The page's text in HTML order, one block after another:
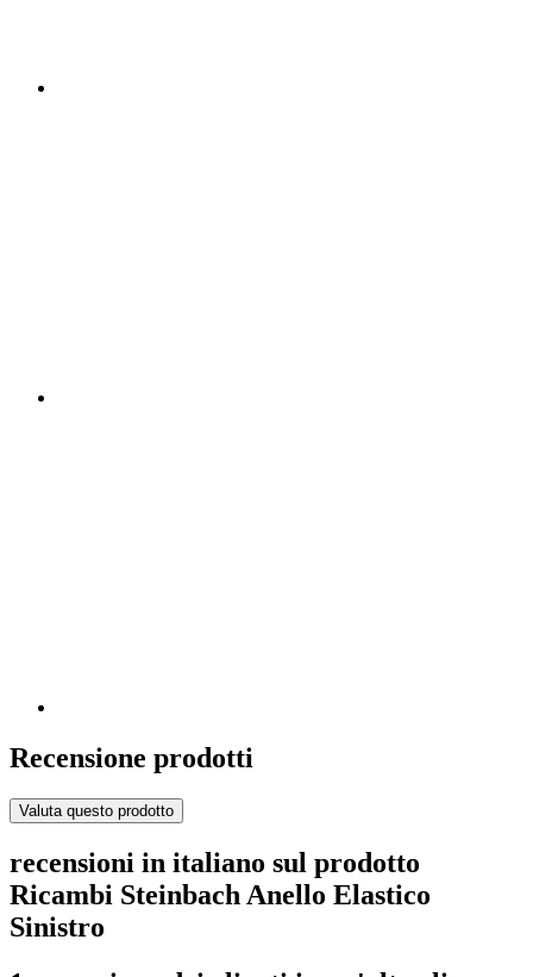
Recensione prodotti
Valuta questo prodotto
recensioni in italiano sul prodotto
Ricambi Steinbach Anello Elastico
Sinistro